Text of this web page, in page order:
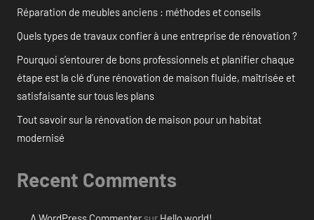
Réparation de meubles anciens : méthodes et conseils
Quels types de travaux confier à une entreprise de rénovation ?
Pourquoi s’entourer de bons professionnels et planifier chaque
étape est la clé d’une rénovation de maison fluide, maîtrisée et
satisfaisante sur tous les plans
Tout savoir sur la rénovation de maison pour un habitat
modernisé
Recent Comments